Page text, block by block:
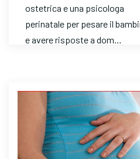
ostetrica e una psicologa
perinatale per pesare il
e avere risposte a dom…